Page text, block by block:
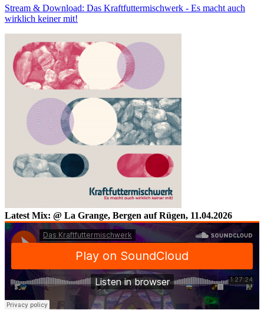
Stream & Download: Das Kraftfuttermischwerk - Es macht auch
wirklich keiner mit!
Latest Mix: @ La Grange, Bergen auf Rügen, 11.04.2026